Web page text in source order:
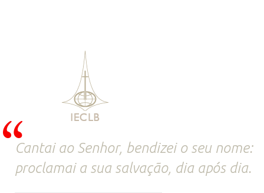
Cantai ao Senhor, bendizei o seu nome:
proclamai a sua salvação, dia após dia.